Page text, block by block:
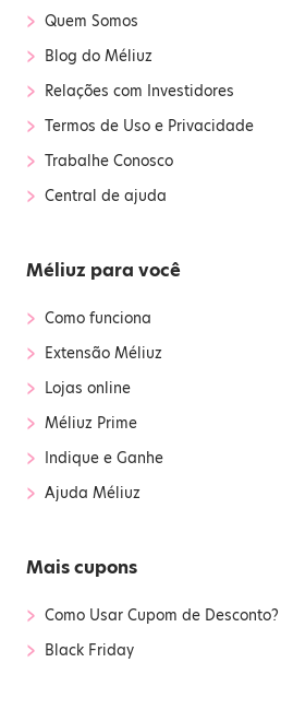
› Quem Somos
› Blog do Méliuz
› Relações com Investidores
› Termos de Uso e Privacidade
› Trabalhe Conosco
› Central de ajuda
Méliuz para você
› Como funciona
› Extensão Méliuz
› Lojas online
› Méliuz Prime
› Indique e Ganhe
› Ajuda Méliuz
Mais cupons
› Como Usar Cupom de Desconto?
› Black Friday